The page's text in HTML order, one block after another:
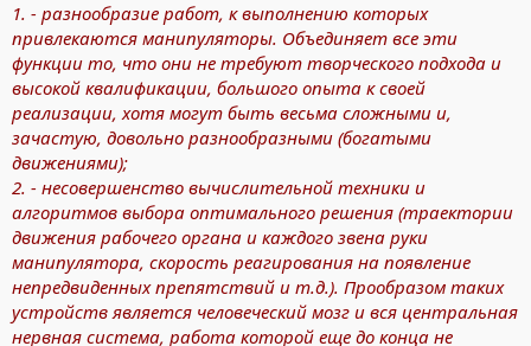
1. - разнообразие работ, к выполнению которых
привлекаются манипуляторы. Объединяет все эти
функции то, что они не требуют творческого подхода и
высокой квалификации, большого опыта к своей
реализации, хотя могут быть весьма сложными и,
зачастую, довольно разнообразными (богатыми
движениями);
2. - несовершенство вычислительной техники и
алгоритмов выбора оптимального решения (траектории
движения рабочего органа и каждого звена руки
манипулятора, скорость реагирования на появление
непредвиденных препятствий и т.д.). Прообразом таких
устройств является человеческий мозг и вся центральная
нервная система, работа которой еще до конца не